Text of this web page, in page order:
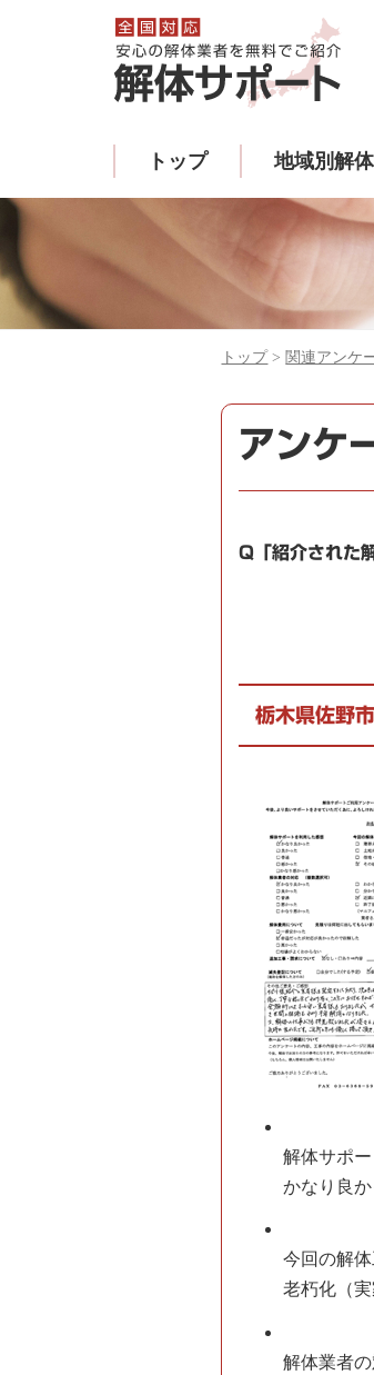
トップ 地域別解
トップ > 関連アンケ
アンケ
Q「紹介された
栃木県佐野
解体サポ
かなり良か
今回の解体
老朽化（実
解体業者